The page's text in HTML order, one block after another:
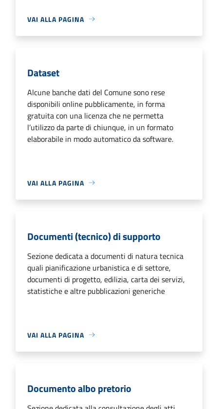
VAI ALLA PAGINA
Dataset
Alcune banche dati del Comune sono rese
disponibili online pubblicamente, in forma
gratuita con una licenza che ne permetta
l’utilizzo da parte di chiunque, in un formato
elaborabile in modo automatico da software.
VAI ALLA PAGINA
Documenti (tecnico) di supporto
Sezione dedicata a documenti di natura tecnica
quali pianificazione urbanistica e di settore,
documenti di progetto, edilizia, carta dei servizi,
statistiche e altre pubblicazioni generiche
VAI ALLA PAGINA
Documento albo pretorio